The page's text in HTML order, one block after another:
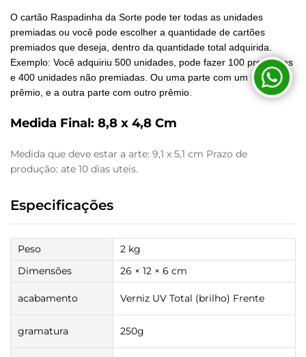
O cartão Raspadinha da Sorte pode ter todas as unidades
premiadas ou você pode escolher a quantidade de cartões
premiados que deseja, dentro da quantidade total adquirida.
Exemplo: Você adquiriu 500 unidades, pode fazer 100 premiadas
e 400 unidades não premiadas. Ou uma parte com um tipo de
prêmio, e a outra parte com outro prêmio.
Medida Final: 8,8 x 4,8 Cm
Medida que deve estar a arte: 9,1 x 5,1 cm Prazo de
produção: ate 10 dias uteis.
Especificações
Peso
2 kg
Dimensões
26 × 12 × 6 cm
acabamento Verniz UV Total (brilho) Frente
gramatura 250g